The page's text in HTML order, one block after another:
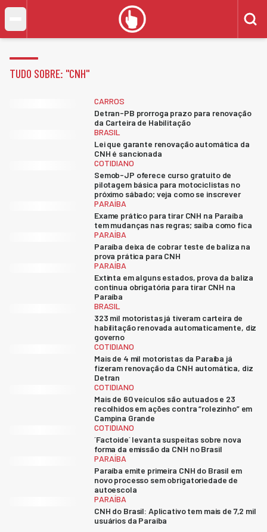
TUDO SOBRE: "CNH"
CARROS
Detran-PB prorroga prazo para renovação
da Carteira de Habilitação
BRASIL
Lei que garante renovação automática da
CNH é sancionada
COTIDIANO
Semob-JP oferece curso gratuito de
pilotagem básica para motociclistas no
próximo sábado; veja como se inscrever
PARAÍBA
Exame prático para tirar CNH na Paraíba
tem mudanças nas regras; saiba como fica
PARAÍBA
Paraíba deixa de cobrar teste de baliza na
prova prática para CNH
PARAÍBA
Extinta em alguns estados, prova da baliza
continua obrigatória para tirar CNH na
Paraíba
BRASIL
323 mil motoristas já tiveram carteira de
habilitação renovada automaticamente, diz
governo
COTIDIANO
Mais de 4 mil motoristas da Paraíba já
fizeram renovação da CNH automática, diz
Detran
COTIDIANO
Mais de 60 veículos são autuados e 23
recolhidos em ações contra “rolezinho” em
Campina Grande
COTIDIANO
´Factoide´ levanta suspeitas sobre nova
forma da emissão da CNH no Brasil
PARAÍBA
Paraíba emite primeira CNH do Brasil em
novo processo sem obrigatoriedade de
autoescola
PARAÍBA
CNH do Brasil: Aplicativo tem mais de 7,2 mil
usuários da Paraíba